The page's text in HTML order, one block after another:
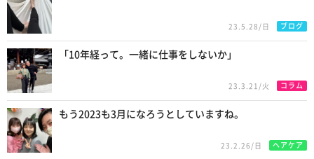
23.5.28/日 ブログ
「10年経って。一緒に仕事をしないか」
23.3.21/火 コラム
もう2023も3月になろうとしていますね。
23.2.26/日 ヘアケア